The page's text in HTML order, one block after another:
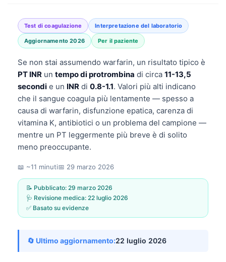
Test di coagulazione Interpretazione del laboratorio
Aggiornamento 2026 Per il paziente
Se non stai assumendo warfarin, un risultato tipico è
PT INR un tempo di protrombina di circa 11-13,5
secondi e un INR di 0.8-1.1. Valori più alti indicano
che il sangue coagula più lentamente — spesso a
causa di warfarin, disfunzione epatica, carenza di
vitamina K, antibiotici o un problema del campione —
mentre un PT leggermente più breve è di solito
meno preoccupante.
📖 ~11 minuti📅 29 marzo 2026
📝 Pubblicato: 29 marzo 2026
🩺 Revisione medica: 22 luglio 2026
✅ Basato su evidenze
🔄 Ultimo aggiornamento:22 luglio 2026